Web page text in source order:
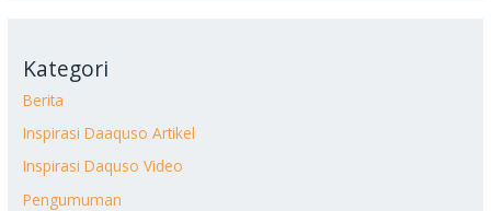
Kategori
Berita
Inspirasi Daaquso Artikel
Inspirasi Daquso Video
Pengumuman